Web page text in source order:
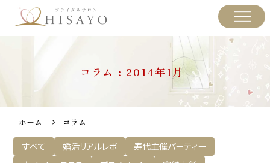
コラム : 2014年1月
ホーム コラム
すべて 婚活リアルレポ
寿代主催パーティー